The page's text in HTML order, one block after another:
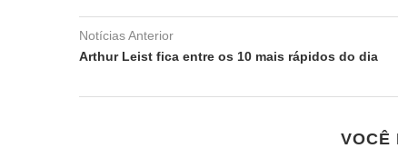
Notícias Anterior
Arthur Leist fica entre os 10 mais rápidos do dia
VOCÊ